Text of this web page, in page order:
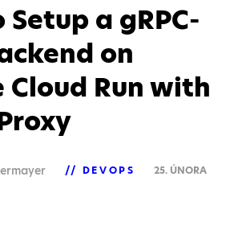
a gRPC-
on
Cloud Run with
DEVOPS
25. ÚNORA